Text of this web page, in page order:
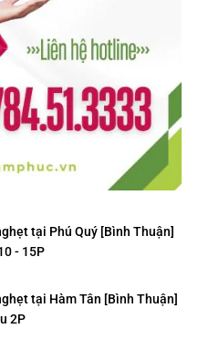
tại Phú Quý [Bình Thuận]
- 15P
tại Hàm Tân [Bình Thuận]
2P